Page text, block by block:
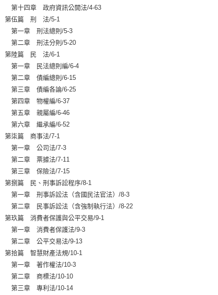
第十四章 政府資訊公開法/4-63
第伍篇 刑 法/5-1
第一章 刑法總則/5-3
第二章 刑法分則/5-20
第陸篇 民 法/6-1
第一章 民法總則編/6-4
第二章 債編總則/6-15
第三章 債編各論/6-25
第四章 物權編/6-37
第五章 親屬編/6-46
第六章 繼承編/6-52
第柒篇 商事法/7-1
第一章 公司法/7-3
第二章 票據法/7-11
第三章 保險法/7-15
第捌篇 民、刑事訴訟程序/8-1
第一章 刑事訴訟法（含國民法官法）/8-3
第二章 民事訴訟法（含強制執行法）/8-22
第玖篇 消費者保護與公平交易/9-1
第一章 消費者保護法/9-3
第二章 公平交易法/9-13
第拾篇 智慧財產法規/10-1
第一章 著作權法/10-3
第二章 商標法/10-10
第三章 專利法/10-14